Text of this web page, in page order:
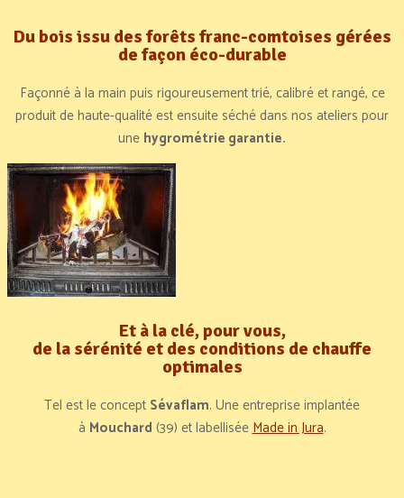
Du bois issu des forêts franc-comtoises gérées
de façon éco-durable
Façonné à la main puis rigoureusement trié, calibré et rangé, ce
produit de haute-qualité est ensuite séché dans nos ateliers pour
une hygrométrie garantie.
Et à la clé, pour vous,
de la sérénité et des conditions de chauffe
optimales
Tel est le concept Sévaflam. Une entreprise implantée
à Mouchard (39) et labelliséeMade in Jura.